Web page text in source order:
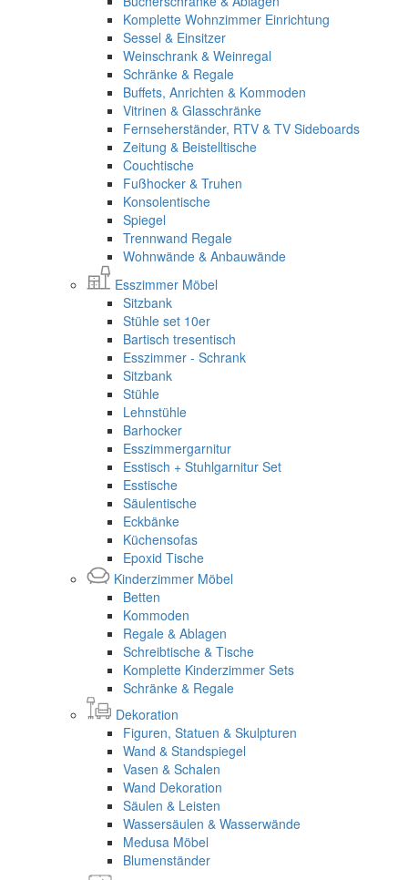
Komplette Wohnzimmer Einrichtung
Sessel & Einsitzer
Weinschrank & Weinregal
Schränke & Regale
Buffets, Anrichten & Kommoden
Vitrinen & Glasschränke
Fernseherständer, RTV & TV Sideboards
Zeitung & Beistelltische
Couchtische
Fußhocker & Truhen
Konsolentische
Spiegel
Trennwand Regale
Wohnwände & Anbauwände
Esszimmer Möbel
Sitzbank
Stühle set 10er
Bartisch tresentisch
Esszimmer - Schrank
Sitzbank
Stühle
Lehnstühle
Barhocker
Esszimmergarnitur
Esstisch + Stuhlgarnitur Set
Esstische
Säulentische
Eckbänke
Küchensofas
Epoxid Tische
Kinderzimmer Möbel
Betten
Kommoden
Regale & Ablagen
Schreibtische & Tische
Komplette Kinderzimmer Sets
Schränke & Regale
Dekoration
Figuren, Statuen & Skulpturen
Wand & Standspiegel
Vasen & Schalen
Wand Dekoration
Säulen & Leisten
Wassersäulen & Wasserwände
Medusa Möbel
Blumenständer